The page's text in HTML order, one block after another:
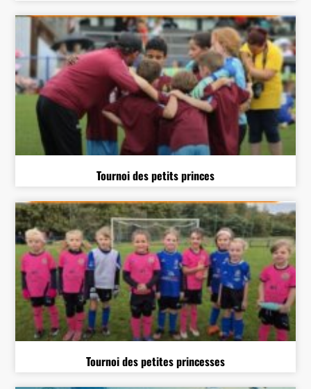
Tournoi des petits princes
Tournoi des petites princesses